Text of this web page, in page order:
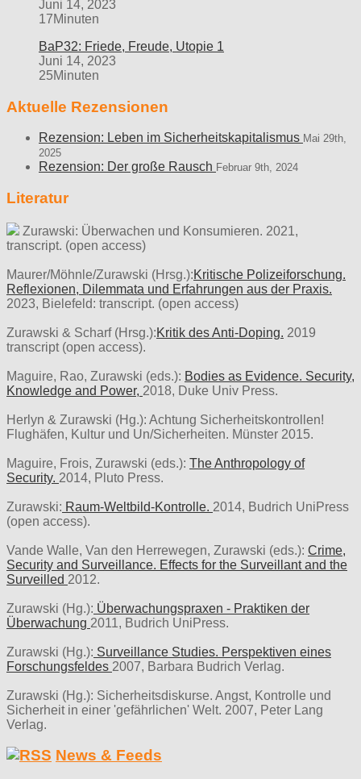
Juni 14, 2023
17Minuten
BaP32: Friede, Freude, Utopie 1
Juni 14, 2023
25Minuten
Aktuelle Rezensionen
Rezension: Leben im Sicherheitskapitalismus Mai 29th,
2025
Rezension: Der große Rausch Februar 9th, 2024
Literatur
Zurawski: Überwachen und Konsumieren. 2021,
transcript. (open access)
Maurer/Möhnle/Zurawski (Hrsg.):Kritische Polizeiforschung.
Reflexionen, Dilemmata und Erfahrungen aus der Praxis.
2023, Bielefeld: transcript. (open access)
Zurawski & Scharf (Hrsg.):Kritik des Anti-Doping. 2019
transcript (open access).
Maguire, Rao, Zurawski (eds.): Bodies as Evidence. Security,
Knowledge and Power, 2018, Duke Univ Press.
Herlyn & Zurawski (Hg.): Achtung Sicherheitskontrollen!
Flughäfen, Kultur und Un/Sicherheiten. Münster 2015.
Maguire, Frois, Zurawski (eds.): The Anthropology of
Security. 2014, Pluto Press.
Zurawski: Raum-Weltbild-Kontrolle. 2014, Budrich UniPress
(open access).
Vande Walle, Van den Herrewegen, Zurawski (eds.): Crime,
Security and Surveillance. Effects for the Surveillant and the
Surveilled 2012.
Zurawski (Hg.): Überwachungspraxen - Praktiken der
Überwachung 2011, Budrich UniPress.
Zurawski (Hg.): Surveillance Studies. Perspektiven eines
Forschungsfeldes 2007, Barbara Budrich Verlag.
Zurawski (Hg.): Sicherheitsdiskurse. Angst, Kontrolle und
Sicherheit in einer 'gefährlichen' Welt. 2007, Peter Lang
Verlag.
News & Feeds